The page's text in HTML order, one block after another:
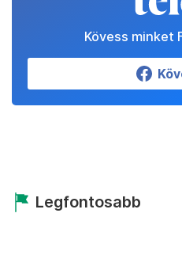
Kövess minket
Legfontosabb